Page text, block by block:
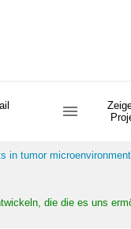
in tumor
die die es uns